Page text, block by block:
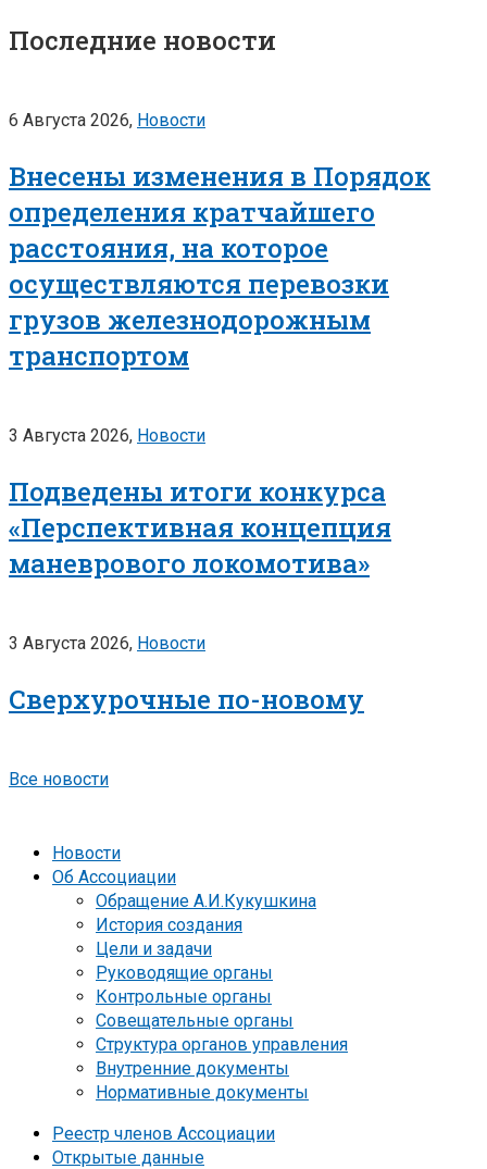
Последние новости
6 Августа 2026, Новости
Внесены изменения в Порядок
определения кратчайшего
расстояния, на которое
осуществляются перевозки
грузов железнодорожным
транспортом
3 Августа 2026, Новости
Подведены итоги конкурса
«Перспективная концепция
маневрового локомотива»
3 Августа 2026, Новости
Сверхурочные по-новому
Все новости
Новости
Об Ассоциации
Обращение А.И.Кукушкина
История создания
Цели и задачи
Руководящие органы
Контрольные органы
Совещательные органы
Структура органов управления
Внутренние документы
Нормативные документы
Реестр членов Ассоциации
Открытые данные